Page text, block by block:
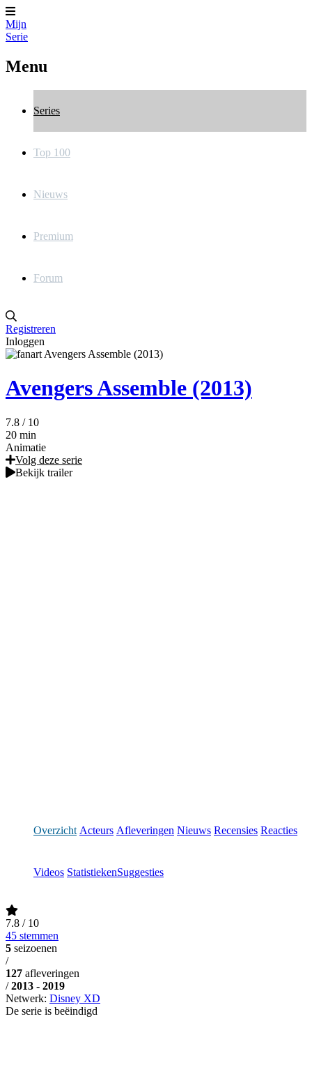
Mijn
Serie
Menu
Series
Top 100
Nieuws
Premium
Forum
Registreren
Inloggen
Avengers Assemble (2013)
7.8 / 10
20 min
Animatie
Volg deze serie
Bekijk trailer
Overzicht Acteurs Afleveringen Nieuws Recensies Reacties
Videos StatistiekenSuggesties
7.8 / 10
45 stemmen
5 seizoenen
/
127 afleveringen
/ 2013 - 2019
Netwerk: Disney XD
De serie is beëindigd